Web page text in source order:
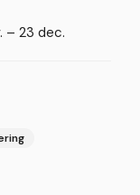
– 23 dec.